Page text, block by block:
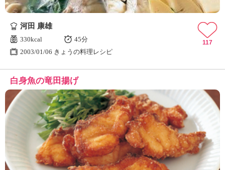
河田 康雄
330kcal
45分
2003/01/06 きょうの料理レシピ
117
白身魚の竜田揚げ